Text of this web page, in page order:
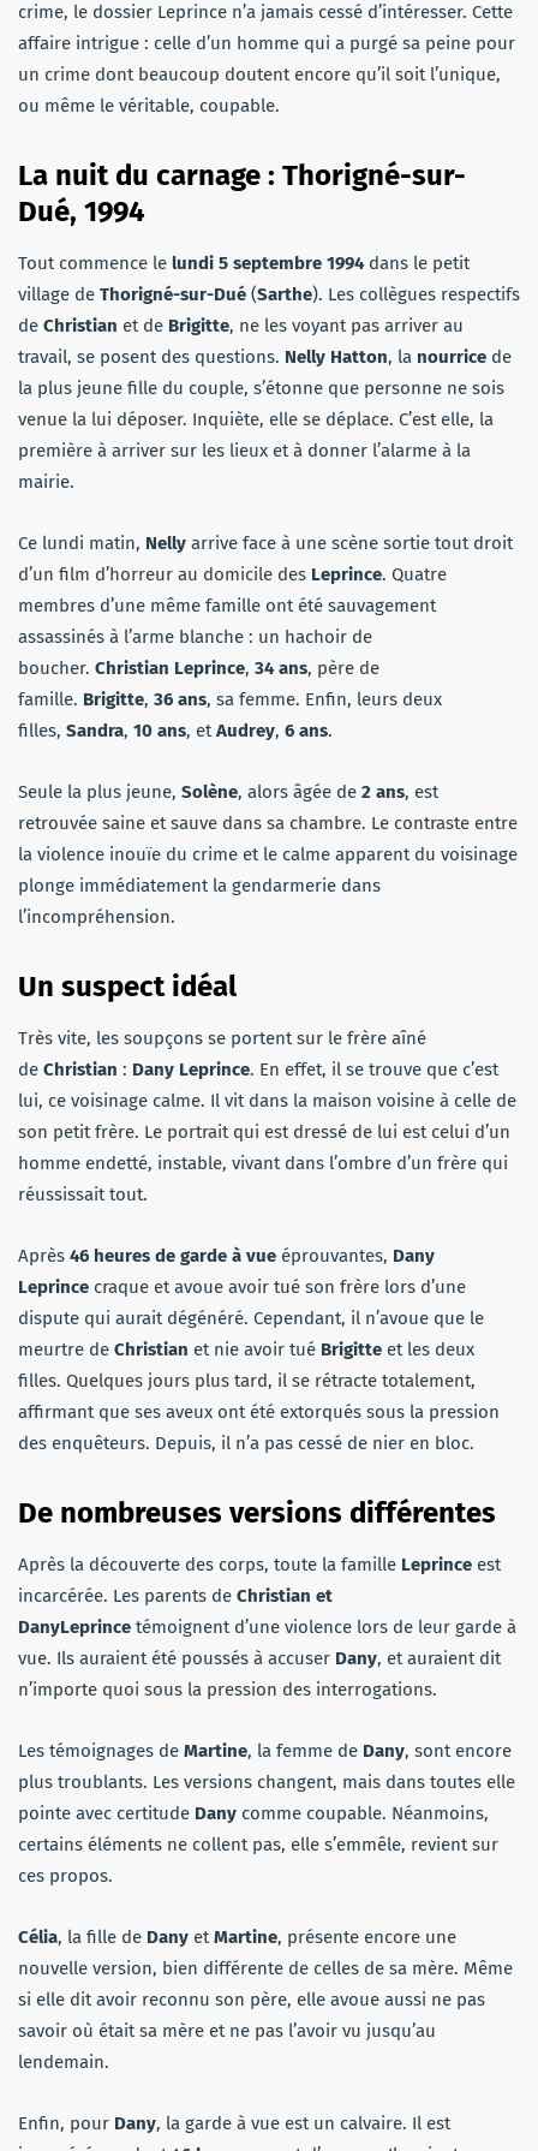
crime, le dossier Leprince n’a jamais cessé d’intéresser. Cette
affaire intrigue : celle d’un homme qui a purgé sa peine pour
un crime dont beaucoup doutent encore qu’il soit l’unique,
ou même le véritable, coupable.
La nuit du carnage : Thorigné-sur-
Dué, 1994
Tout commence le lundi 5 septembre 1994dans le petit
village de Thorigné-sur-Dué (Sarthe). Les collègues respectifs
de Christian et de Brigitte, ne les voyant pas arriver au
travail, se posent des questions. Nelly Hatton, la nourrice de
la plus jeune fille du couple, s’étonne que personne ne sois
venue la lui déposer. Inquiète, elle se déplace. C’est elle, la
première à arriver sur les lieux et à donner l’alarme à la
mairie.
Ce lundi matin, Nelly arrive face à une scène sortie tout droit
d’un film d’horreur au domicile des Leprince. Quatre
membres d’une même famille ont été sauvagement
assassinés à l’arme blanche : un hachoir de
boucher. Christian Leprince, 34 ans, père de
famille. Brigitte, 36 ans, sa femme. Enfin, leurs deux
filles, Sandra, 10 ans, etAudrey, 6 ans.
Seule la plus jeune, Solène, alors âgée de 2 ans, est
retrouvée saine et sauve dans sa chambre. Le contraste entre
la violence inouïe du crime et le calme apparent du voisinage
plonge immédiatement la gendarmerie dans
l’incompréhension.
Un suspect idéal
Très vite, les soupçons se portent sur le frère aîné
de Christian : Dany Leprince. En effet, il se trouve que c’est
lui, ce voisinage calme. Il vit dans la maison voisine à celle de
son petit frère. Le portrait qui est dressé de lui est celui d’un
homme endetté, instable, vivant dans l’ombre d’un frère qui
réussissait tout.
Après 46 heures de garde à vue éprouvantes, Dany
Leprince craque et avoue avoir tué son frère lors d’une
dispute qui aurait dégénéré. Cependant, il n’avoue que le
meurtre de Christian et nie avoir tué Brigitte et les deux
filles. Quelques jours plus tard, il se rétracte totalement,
affirmant que ses aveux ont été extorqués sous la pression
des enquêteurs. Depuis, il n’a pas cessé de nier en bloc.
De nombreuses versions différentes
Après la découverte des corps, toute la famille Leprince est
incarcérée. Les parents de Christian et
DanyLeprince témoignent d’une violence lors de leur garde à
vue. Ils auraient été poussés à accuser Dany, et auraient dit
n’importe quoi sous la pression des interrogations.
Les témoignages de Martine, la femme de Dany, sont encore
plus troublants. Les versions changent, mais dans toutes elle
pointe avec certitude Dany comme coupable. Néanmoins,
certains éléments ne collent pas, elle s’emmêle, revient sur
ces propos.
Célia, la fille de Dany etMartine, présente encore une
nouvelle version, bien différente de celles de sa mère. Même
si elle dit avoir reconnu son père, elle avoue aussi ne pas
savoir où était sa mère et ne pas l’avoir vu jusqu’au
lendemain.
Enfin, pour Dany, la garde à vue est un calvaire. Il est